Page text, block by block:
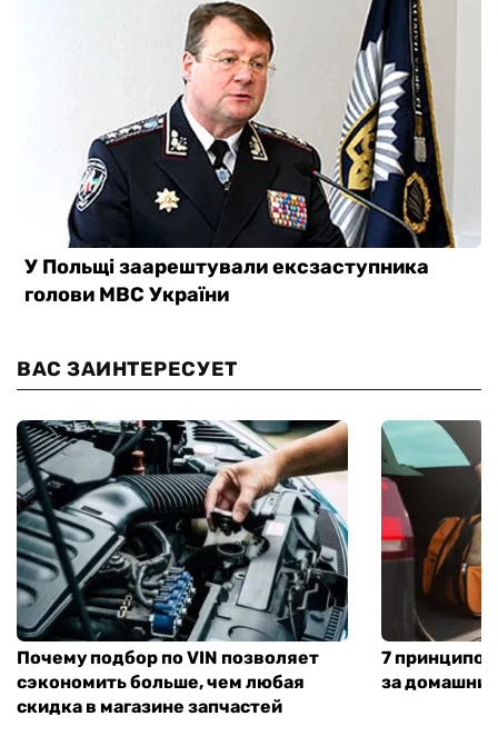
ВАС ЗАИНТЕРЕСУЕТ
Почему подбор по VIN позволяет
сэкономить больше, чем любая
скидка в магазине запчастей
7
за